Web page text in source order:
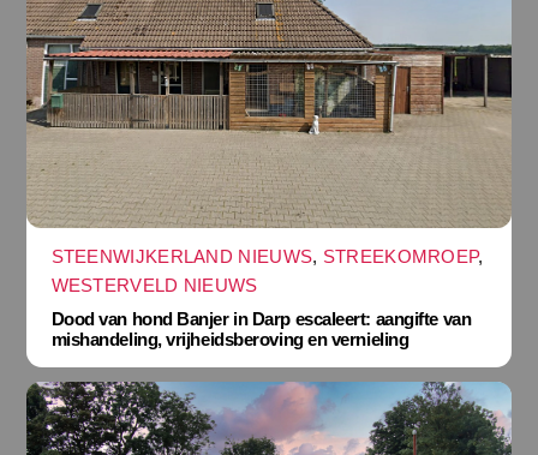
STEENWIJKERLAND NIEUWS, STREEKOMROEP,
WESTERVELD NIEUWS
Dood van hond Banjer in Darp escaleert: aangifte van
mishandeling, vrijheidsberoving en vernieling